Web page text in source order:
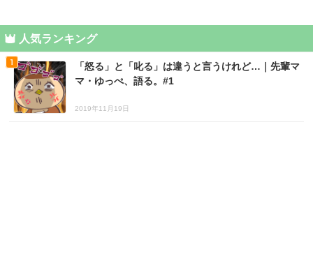
人気ランキング
「怒る」と「叱る」は違うと言うけれど…｜先輩マ
マ・ゆっぺ、語る。#1
2019年11月19日